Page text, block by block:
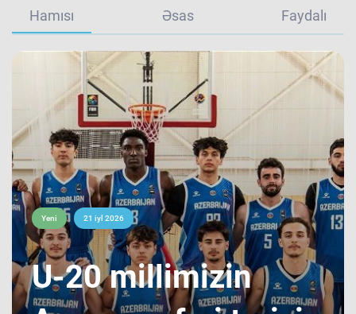
Hamısı Əsas Faydalı
Yeni 21 iyl 2026
​U-20 millimizin